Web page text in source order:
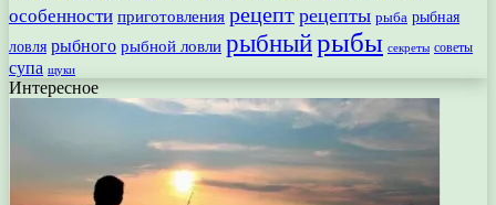
особенности приготовления рецепт рецепты рыба рыбная
ловля рыбного рыбной ловли рыбныйрыбы секреты советы
супа щуки
Интересное